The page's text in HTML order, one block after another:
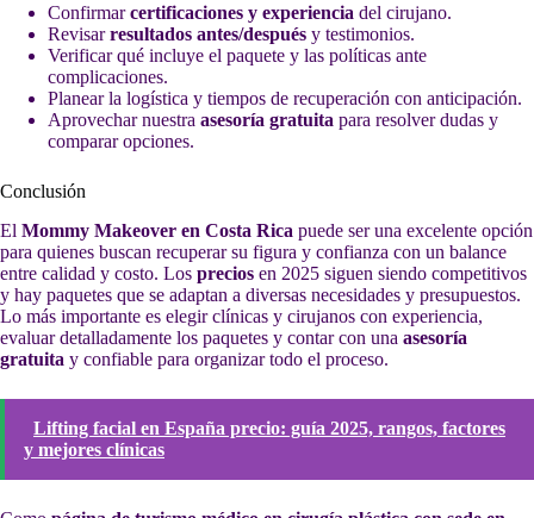
Confirmarcertificaciones y experiencia del cirujano.
Revisarresultados antes/después y testimonios.
Verificar qué incluye el paquete y las políticas ante
complicaciones.
Planear la logística y tiempos de recuperación con anticipación.
Aprovechar nuestra asesoría gratuita para resolver dudas y
comparar opciones.
Conclusión
El Mommy Makeover en Costa Rica puede ser una excelente opción
para quienes buscan recuperar su figura y confianza con un balance
entre calidad y costo. Los precios en 2025 siguen siendo competitivos
y hay paquetes que se adaptan a diversas necesidades y presupuestos.
Lo más importante es elegir clínicas y cirujanos con experiencia,
evaluar detalladamente los paquetes y contar con una asesoría
gratuita y confiable para organizar todo el proceso.
Lifting facial en España precio: guía 2025, rangos, factores
y mejores clínicas